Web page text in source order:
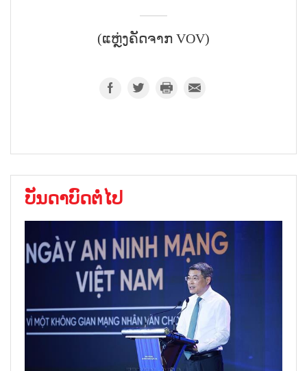
(ແຫຼ່ງຄັດຈາກ VOV)
ບັນດາບົດຕໍ່ໄປ